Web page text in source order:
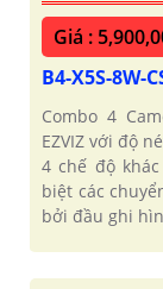
Giá :
B4-X5S-8W-
Combo 4
EZVIZ với độ
4 chế độ
biệt các
bởi đầu ghi